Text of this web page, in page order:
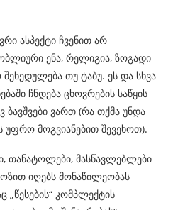
ასპექტი ჩვენით არ
ენა, რელიგია, ზოგადი
თუ ტაბუ. ეს და სხვა
ჩნდება ცხოვრების საწყის
ბავშვები ვართ (რა თქმა უნდა
უფრო მოგვიანებით შევეხოთ).
თანატოლები, მასწავლებლები
იღებს მონაწილეობას
„წესების“ კომპლექტის